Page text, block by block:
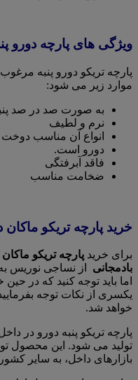
ویژگی های پارچه دورو
پارچه تریکو دورو پنبه
موارد زیر می شود:
به صورت صد در صد
نرم و لطیف
انواع آن مناسب
دورو است.
فاقد آبرفتگی
ضخامت مناسب
خرید پارچه تریکو ماکان
برای خرید
بادمجانی
از نساجی
اما باید توجه کنید که در
یکسری از نکات توجه
خواهد شد.
پارچه تریکو پنبه دورو در
تولید می شود. این محصول
بازارهای داخل، به سایر